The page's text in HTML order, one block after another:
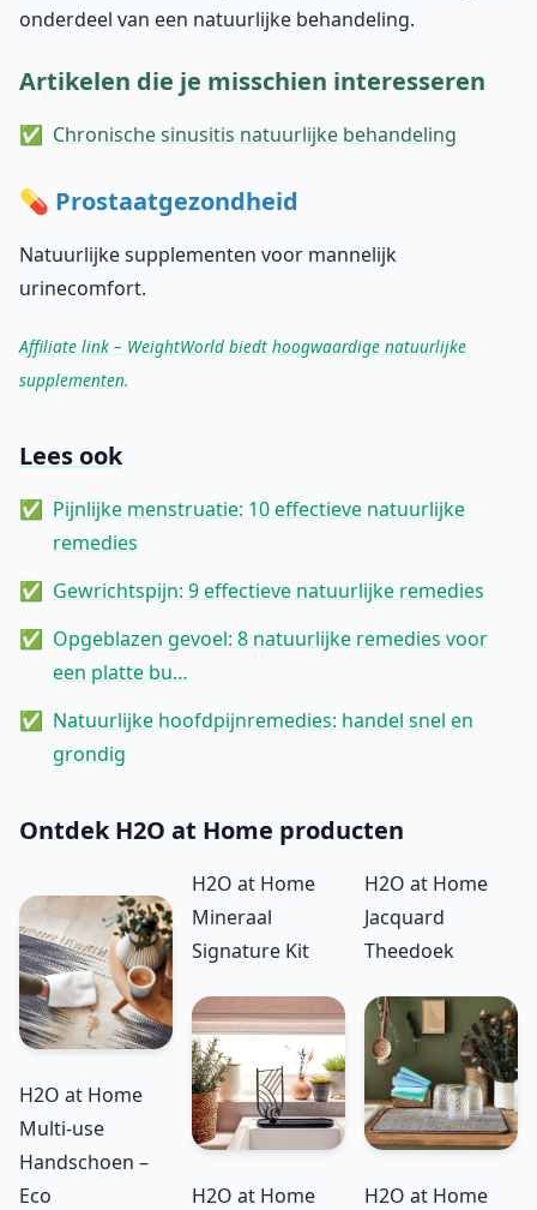
onderdeel van een natuurlijke behandeling.
Artikelen die je misschien interesseren
Chronische sinusitis natuurlijke behandeling
💊 Prostaatgezondheid
Natuurlijke supplementen voor mannelijk
urinecomfort.
Affiliate link – WeightWorld biedt hoogwaardige natuurlijke
supplementen.
Lees ook
Pijnlijke menstruatie: 10 effectieve natuurlijke
remedies
Gewrichtspijn: 9 effectieve natuurlijke remedies
Opgeblazen gevoel: 8 natuurlijke remedies voor
een platte bu…
Natuurlijke hoofdpijnremedies: handel snel en
grondig
Ontdek H2O at Home producten
H2O at Home
Multi-use
Handschoen –
Eco
H2O at Home
Mineraal
Signature Kit
H2O at Home
H2O at Home
Jacquard
Theedoek
H2O at Home